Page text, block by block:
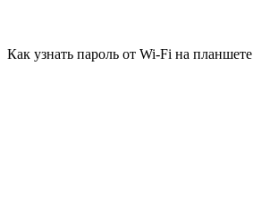
Как узнать пароль от Wi-Fi на планшете